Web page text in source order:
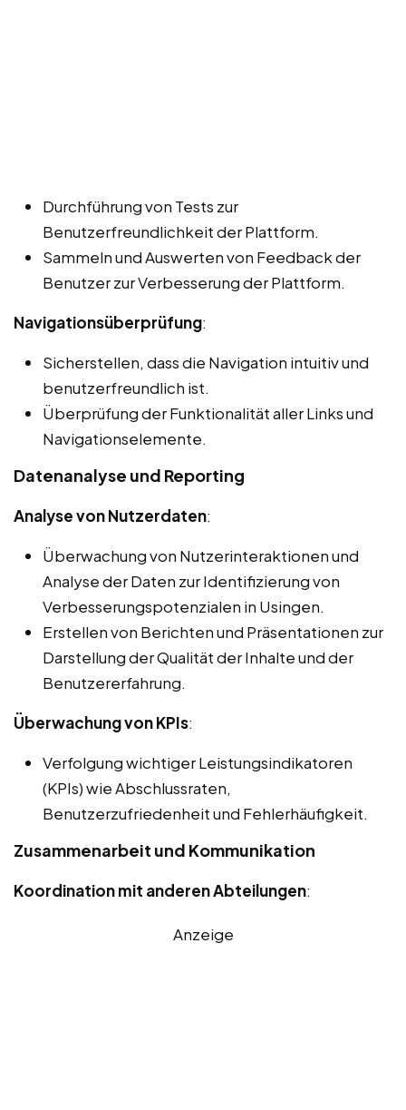
Durchführung von Tests zur
Benutzerfreundlichkeit der Plattform.
Sammeln und Auswerten von Feedback der
Benutzer zur Verbesserung der Plattform.
Navigationsüberprüfung:
Sicherstellen, dass die Navigation intuitiv und
benutzerfreundlich ist.
Überprüfung der Funktionalität aller Links und
Navigationselemente.
Datenanalyse und Reporting
Analyse von Nutzerdaten:
Überwachung von Nutzerinteraktionen und
Analyse der Daten zur Identifizierung von
Verbesserungspotenzialen in Usingen.
Erstellen von Berichten und Präsentationen zur
Darstellung der Qualität der Inhalte und der
Benutzererfahrung.
Überwachung von KPIs:
Verfolgung wichtiger Leistungsindikatoren
(KPIs) wie Abschlussraten,
Benutzerzufriedenheit und Fehlerhäufigkeit.
Zusammenarbeit und Kommunikation
Koordination mit anderen Abteilungen:
Anzeige